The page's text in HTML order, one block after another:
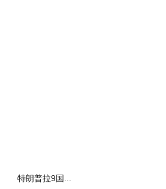
特朗普拉9国...